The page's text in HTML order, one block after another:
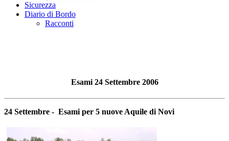
Sicurezza
Diario di Bordo
Racconti
Esami 24 Settembre 2006
24 Settembre - Esami per 5 nuove Aquile di Novi